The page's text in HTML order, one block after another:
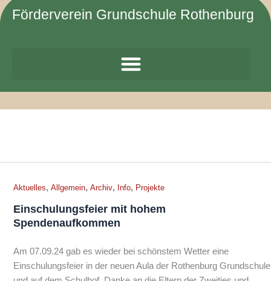
Zum
InhaltFörderverein Grundschule Rothenburg
Aktuelles, Allgemein, Archiv, Info, Projekte
Einschulungsfeier mit hohem
Spendenaufkommen
Am 07.09.24 gab es wieder bei schönstem Wetter eine
Einschulungsfeier in der neuen Aula der Rothenburg Grundschule